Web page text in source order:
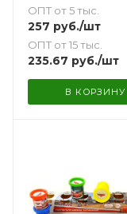
ОПТ от 5 тыс.
257 руб./шт
ОПТ от 15 тыс.
235.67 руб./шт
В КОРЗИНУ